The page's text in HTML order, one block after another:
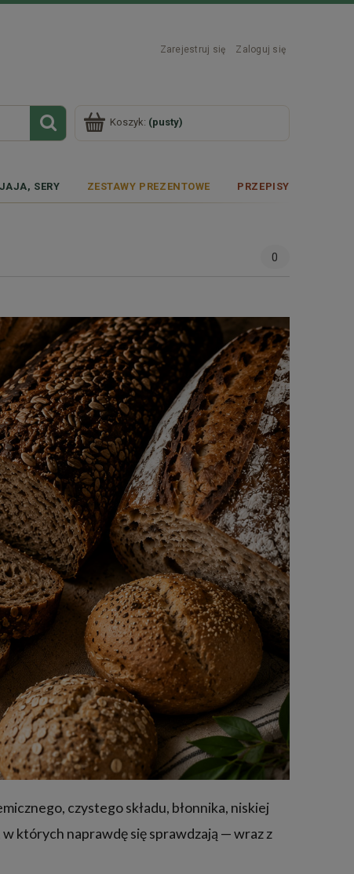
Zarejestruj się Zaloguj się
Koszyk: (pusty)
SERY ZESTAWY PREZENTOWE PRZEPISY
0
czystego składu, błonnika, niskiej
których naprawdę się sprawdzają — wraz z